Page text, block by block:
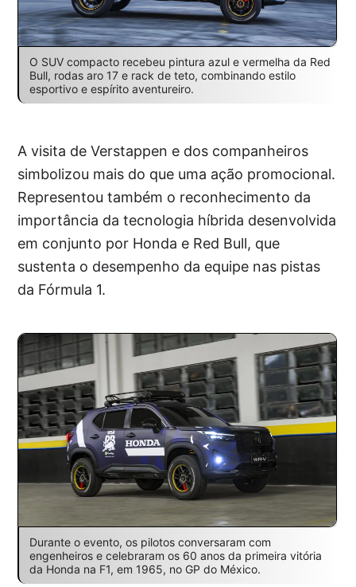
O SUV compacto recebeu pintura azul e vermelha da Red
Bull, rodas aro 17 e rack de teto, combinando estilo
esportivo e espírito aventureiro.
A visita de Verstappen e dos companheiros
simbolizou mais do que uma ação promocional.
Representou também o reconhecimento da
importância da tecnologia híbrida desenvolvida
em conjunto por Honda e Red Bull, que
sustenta o desempenho da equipe nas pistas
da Fórmula 1.
Durante o evento, os pilotos conversaram com
engenheiros e celebraram os 60 anos da primeira vitória
da Honda na F1, em 1965, no GP do México.